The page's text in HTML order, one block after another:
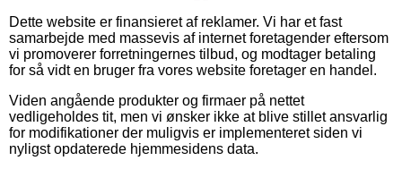
Dette website er finansieret af reklamer. Vi har et fast
samarbejde med massevis af internet foretagender eftersom
vi promoverer forretningernes tilbud, og modtager betaling
for så vidt en bruger fra vores website foretager en handel.
Viden angående produkter og firmaer på nettet
vedligeholdes tit, men vi ønsker ikke at blive stillet ansvarlig
for modifikationer der muligvis er implementeret siden vi
nyligst opdaterede hjemmesidens data.